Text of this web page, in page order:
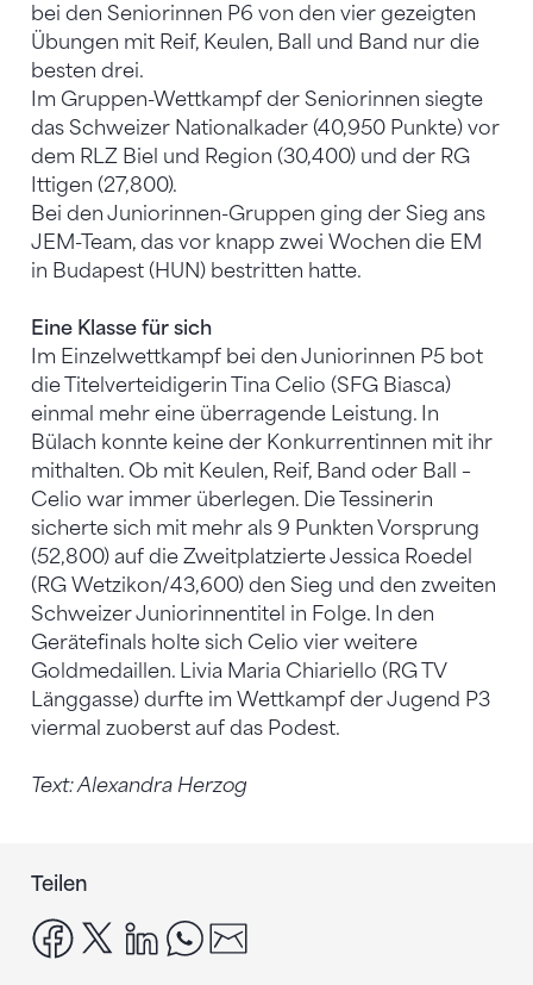
bei den Seniorinnen P6 von den vier gezeigten
Übungen mit Reif, Keulen, Ball und Band nur die
besten drei.
Im Gruppen-Wettkampf der Seniorinnen siegte
das Schweizer Nationalkader (40,950 Punkte) vor
dem RLZ Biel und Region (30,400) und der RG
Ittigen (27,800).
Bei den Juniorinnen-Gruppen ging der Sieg ans
JEM-Team, das vor knapp zwei Wochen die EM
in Budapest (HUN) bestritten hatte.
Eine Klasse für sich
Im Einzelwettkampf bei den Juniorinnen P5 bot
die Titelverteidigerin Tina Celio (SFG Biasca)
einmal mehr eine überragende Leistung. In
Bülach konnte keine der Konkurrentinnen mit ihr
mithalten. Ob mit Keulen, Reif, Band oder Ball –
Celio war immer überlegen. Die Tessinerin
sicherte sich mit mehr als 9 Punkten Vorsprung
(52,800) auf die Zweitplatzierte Jessica Roedel
(RG Wetzikon/43,600) den Sieg und den zweiten
Schweizer Juniorinnentitel in Folge. In den
Gerätefinals holte sich Celio vier weitere
Goldmedaillen. Livia Maria Chiariello (RG TV
Länggasse) durfte im Wettkampf der Jugend P3
viermal zuoberst auf das Podest.
Text: Alexandra Herzog
Teilen
facebook
x linkedinwhatsapp